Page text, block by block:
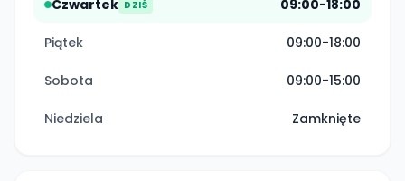
Czwartek DZIŚ 09:00-18:00
Piątek 09:00-18:00
Sobota 09:00-15:00
Niedziela Zamknięte